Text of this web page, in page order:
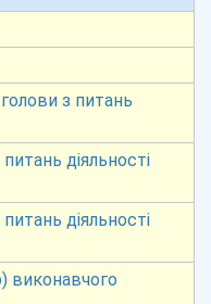
з питань
діяльності
діяльності
виконавчого